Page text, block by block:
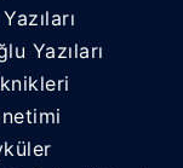
Yazıları